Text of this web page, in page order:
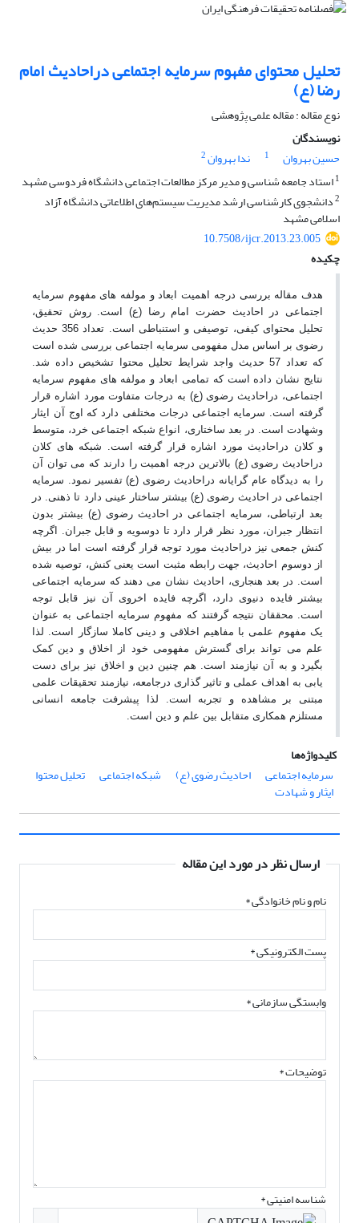
تحلیل محتوای مفهوم سرمایه اجتماعی دراحادیث امام
رضا (ع)
نوع مقاله : مقاله علمی پژوهشی
نویسندگان
حسین بهروان
1 ندا بهروان2
1استاد جامعه شناسی و مدیر مرکز مطالعات اجتماعی دانشگاه فردوسی مشهد
2دانشجوی کارشناسی ارشد مدیریت سیستم‌های اطلاعاتی دانشگاه آزاد
اسلامی مشهد
10.7508/ijcr.2013.23.005
چکیده
هدف مقاله بررسی درجه اهمیت ابعاد و مولفه های مفهوم سرمایه
اجتماعی در احادیث حضرت امام رضا (ع) است. روش تحقیق،
تحلیل محتوای کیفی، توصیفی و استنباطی است. تعداد 356 حدیث
رضوی بر اساس مدل مفهومی سرمایه اجتماعی بررسی شده است
که تعداد 57 حدیث واجد شرایط تحلیل محتوا تشخیص داده شد.
نتایج نشان داده است که تمامی ابعاد و مولفه های مفهوم سرمایه
اجتماعی، دراحادیث رضوی (ع) به درجات متفاوت مورد اشاره قرار
گرفته است. سرمایه اجتماعی درجات مختلفی دارد که اوج آن ایثار
وشهادت است. در بعد ساختاری، انواع شبکه اجتماعی خرد، متوسط
و کلان دراحادیث مورد اشاره قرار گرفته است. شبکه های کلان
دراحادیث رضوی (ع) بالاترین درجه اهمیت را دارند که می توان آن
را به دیدگاه عام گرایانه دراحادیث رضوی (ع) تفسیر نمود. سرمایه
اجتماعی در احادیث رضوی (ع) بیشتر ساختار عینی دارد تا ذهنی. در
بعد ارتباطی، سرمایه اجتماعی در احادیث رضوی (ع) بیشتر بدون
انتظار جبران، مورد نظر قرار دارد تا دوسویه و قابل جبران. اگرچه
کنش جمعی نیز دراحادیث مورد توجه قرار گرفته است اما در بیش
از دوسوم احادیث، جهت رابطه مثبت است یعنی کنش، توصیه شده
است. در بعد هنجاری، احادیث نشان می دهند که سرمایه اجتماعی
بیشتر فایده دنیوی دارد، اگرچه فایده اخروی آن نیز قابل توجه
است. محققان نتیجه گرفتند که مفهوم سرمایه اجتماعی به عنوان
یک مفهوم علمی با مفاهیم اخلاقی و دینی کاملا سازگار است. لذا
علم می تواند برای گسترش مفهومی خود از اخلاق و دین کمک
بگیرد و به آن نیازمند است. هم چنین دین و اخلاق نیز برای دست
یابی به اهداف عملی و تاثیر گذاری درجامعه، نیازمند تحقیقات علمی
مبتنی بر مشاهده و تجربه است. لذا پیشرفت جامعه انسانی
مستلزم همکاری متقابل بین علم و دین است.
کلیدواژه‌ها
سرمایه اجتماعی
احادیث رضوی (ع) شبکه اجتماعی تحلیل محتوا
ایثار و شهادت
ارسال نظر در مورد این مقاله
نام و نام خانوادگی*
پست الکترونیکی*
وابستگی سازمانی *
توضیحات *
شناسه امنیتی *